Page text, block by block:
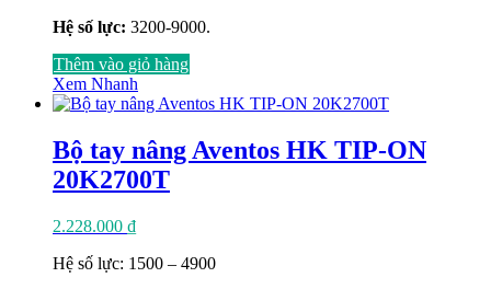
Hệ số lực: 3200-9000.
Thêm vào giỏ hàng
Xem Nhanh
Bộ tay nâng Aventos HK TIP-ON
20K2700T
2.228.000 ₫
Hệ số lực: 1500 – 4900